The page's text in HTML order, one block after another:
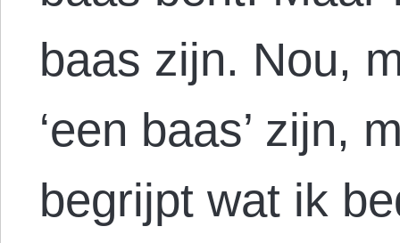
baas zijn. Nou,
‘een baas’ zijn,
begrijpt wat ik